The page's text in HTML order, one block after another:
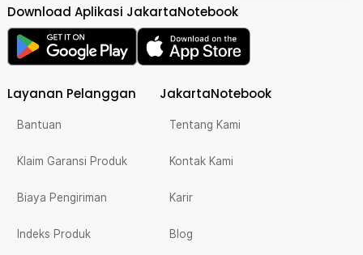
Download Aplikasi JakartaNotebook
Layanan Pelanggan
Bantuan
Klaim Garansi Produk
Biaya Pengiriman
Indeks Produk
JakartaNotebook
Tentang Kami
Kontak Kami
Karir
Blog